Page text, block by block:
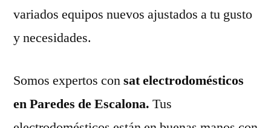
variados equipos nuevos ajustados a tu gusto
y necesidades.
Somos expertos consat electrodomésticos
en Paredes de Escalona. Tus